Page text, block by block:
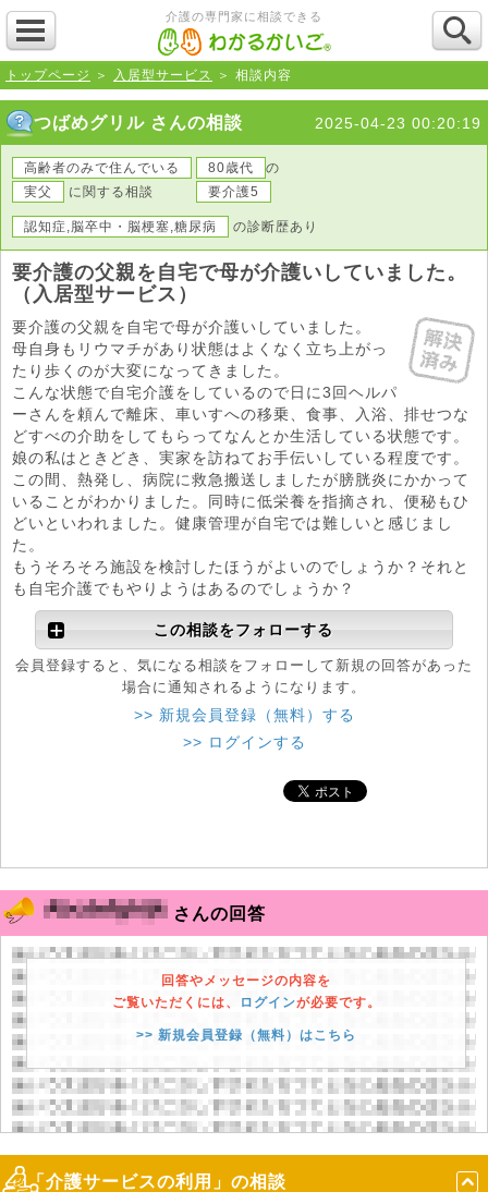
介護の専門家に相談できる
トップページ ＞ 入居型サービス ＞ 相談内容
つばめグリル さんの相談 2025-04-23 00:20:19
高齢者のみで住んでいる 80歳代
の
実父
に関する相談 要介護5
認知症,脳卒中・脳梗塞,糖尿病 の診断歴あり
要介護の父親を自宅で母が介護いしていました。
（入居型サービス）
要介護の父親を自宅で母が介護いしていました。
母自身もリウマチがあり状態はよくなく立ち上がっ
たり歩くのが大変になってきました。
こんな状態で自宅介護をしているので日に3回ヘルパ
ーさんを頼んで離床、車いすへの移乗、食事、入浴、排せつな
どすべの介助をしてもらってなんとか生活している状態です。
娘の私はときどき、実家を訪ねてお手伝いしている程度です。
この間、熱発し、病院に救急搬送しましたが膀胱炎にかかって
いることがわかりました。同時に低栄養を指摘され、便秘もひ
どいといわれました。健康管理が自宅では難しいと感じまし
た。
もうそろそろ施設を検討したほうがよいのでしょうか？それと
も自宅介護でもやりようはあるのでしょうか？
この相談をフォローする
会員登録すると、気になる相談をフォローして新規の回答があった
場合に通知されるようになります。
>> 新規会員登録（無料）する
>> ログインする
さんの回答
回答やメッセージの内容を
ご覧いただくには、
ログインが必要です。
>> 新規会員登録（無料）はこちら
「介護サービスの利用」の相談